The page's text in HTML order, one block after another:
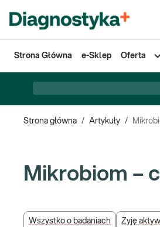
Strona Główna e-Sklep Oferta
Strona główna / Artykuły /
Mikrobiom –
Wszystko o badaniach Żyję